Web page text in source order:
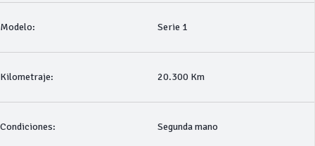
Modelo: Serie 1
Kilometraje: 20.300 Km
Condiciones: Segunda mano